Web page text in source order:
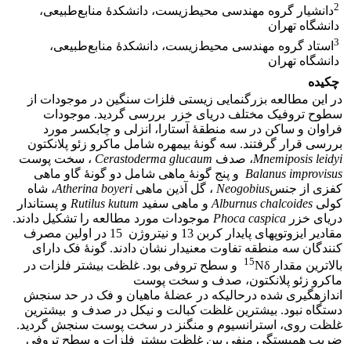
2دانشیار گروه مهندسی محیط‌زیست، دانشکدۀ منابع‌طبیعی،
دانشگاه تهران
3 استاد گروه مهندسی محیط‌زیست، دانشکدۀ منابع‌طبیعی،
دانشگاه تهران
چکیده
در این مطالعه بزرگنمایی زیستی فلزات سنگین در موجودات از
سطوح تروفیک مختلف دریای خزر بررسی گردید. موجودات
فراوان و ساکن در سه منطقۀ آستارا، انزلی و چابکسر مورد
بررسی قرار گرفتند. سه گونۀ بی­مهره شامل ماکرو زئو پلانکتون
Mnemiposis leidyi، صدف Cerastoderma glucaum ، سخت پوست
Balanus improvisus و پنج گونۀ ماهی شامل دو گونۀ گاو ماهی
کفزی از جنسNeogobius ، گل آذین ماهی Atherina boyeri، شاه
کولی Alburnus chalcoides و ماهی سفید Rutilus kutum و پستاندار
دریای خزر Phoca caspica موجودات مورد مطالعه را تشکیل دادند.
مقادیر ایزوتوپ­های پایدار کربن 13 و نیتروژن 15 در اولین مصرف
کنندگان سه منطقه تفاوت معنی­دار نشان دادند. گونۀ فک دارای
بالاترین مقدار
15
Nδ و سطح تروفی بود. غلظت بیشتر فلزات در
ماکرو زئو پلانکتون، صدف و سخت پوست
اندازه­گیری شده درحالی­که در عضلۀ ماهیان و فک در حد سنجش
دستگاه نبود. بیشترین غلظت کبالت و نیکل در صدف و بیشترین
غلظت روی، استرانسیوم و منگنز در سخت پوست سنجش گردید.
ضریب همبستگی منفی بین غلظت بیشتر فلزات و سطح تروفی